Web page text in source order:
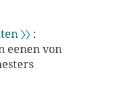
〉〉 :
eenen von